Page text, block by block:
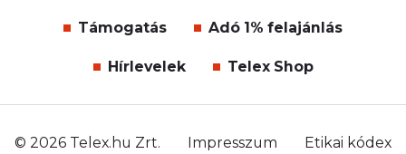
Támogatás Adó 1% felajánlás
Hírlevelek Telex Shop
© 2026 Telex.hu Zrt. Impresszum Etikai kódex